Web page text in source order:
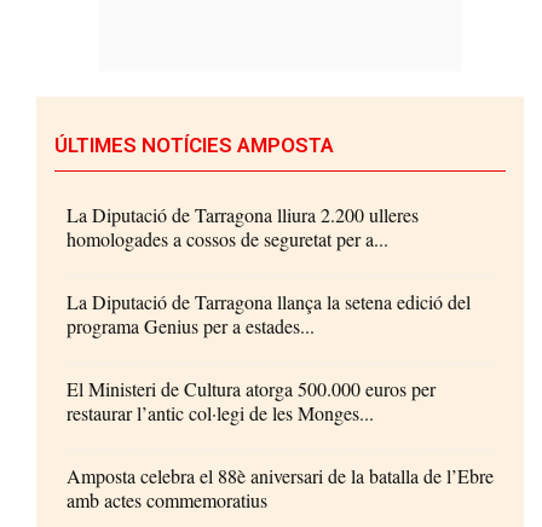
ÚLTIMES NOTÍCIES AMPOSTA
La Diputació de Tarragona lliura 2.200 ulleres
homologades a cossos de seguretat per a...
La Diputació de Tarragona llança la setena edició del
programa Genius per a estades...
El Ministeri de Cultura atorga 500.000 euros per
restaurar l’antic col·legi de les Monges...
Amposta celebra el 88è aniversari de la batalla de l’Ebre
amb actes commemoratius